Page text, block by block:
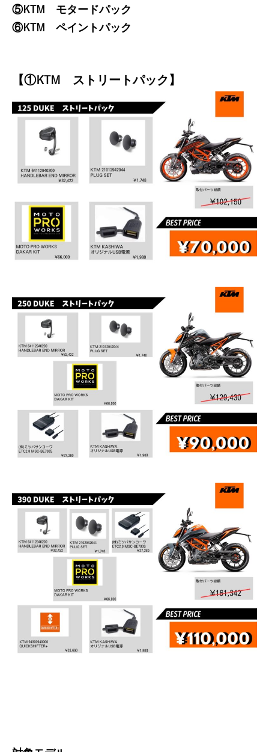
⑤KTM モタードパック
⑥KTM ペイントパック
【①KTM ストリートパック】